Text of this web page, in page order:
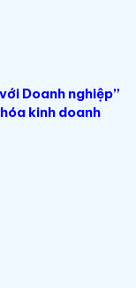
Doanh nghiệp”
kinh doanh